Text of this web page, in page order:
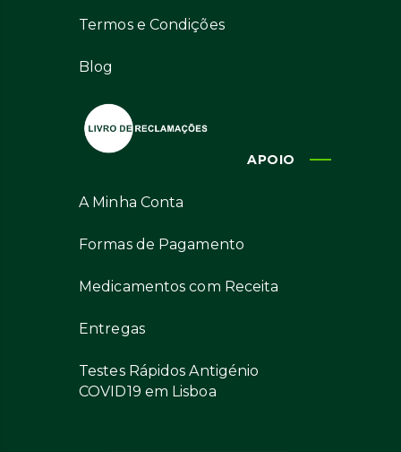
Termos e Condições
Blog
APOIO
A Minha Conta
Formas de Pagamento
Medicamentos com Receita
Entregas
Testes Rápidos Antigénio
COVID19 em Lisboa